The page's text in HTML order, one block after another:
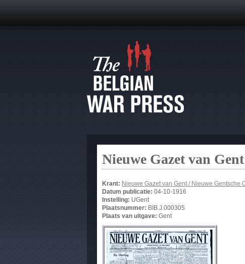
Nieuwe Gazet van Gent
Krant: Nieuwe Gazet van Gent / Nieuwe Gentsche
Datum publicatie: 04-10-1916
Instelling: UGent
Plaatsnummer: BIB.J.000305
Plaats van uitgave: Gent